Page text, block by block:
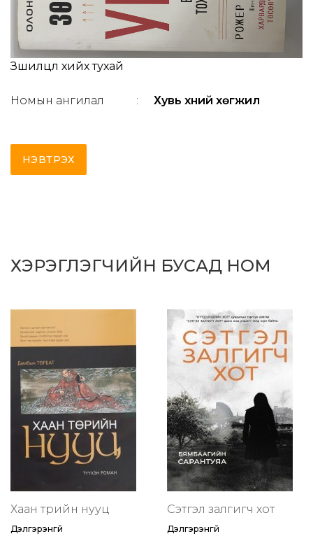
Зөшилцөл хийх тухай
Номын ангилал : Хувь хүний хөгжил
НЭВТРЭХ
ХЭРЭГЛЭГЧИЙН БУСАД НОМ
Хаан төрийн нууц
Дэлгэрэнгүй
Сэтгэл залгигч хот
Дэлгэрэнгүй